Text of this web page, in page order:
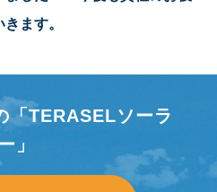
ます。
「TERASELソーラ
」